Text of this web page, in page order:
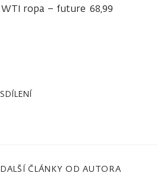
WTI ropa – future 68,99
SDÍLENÍ
DALŠÍ ČLÁNKY OD AUTORA